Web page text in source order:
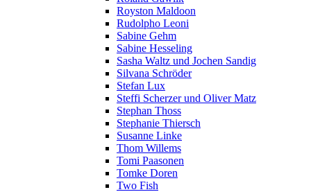
Royston Maldoon
Rudolpho Leoni
Sabine Gehm
Sabine Hesseling
Sasha Waltz und Jochen Sandig
Silvana Schröder
Stefan Lux
Steffi Scherzer und Oliver Matz
Stephan Thoss
Stephanie Thiersch
Susanne Linke
Thom Willems
Tomi Paasonen
Tomke Doren
Two Fish